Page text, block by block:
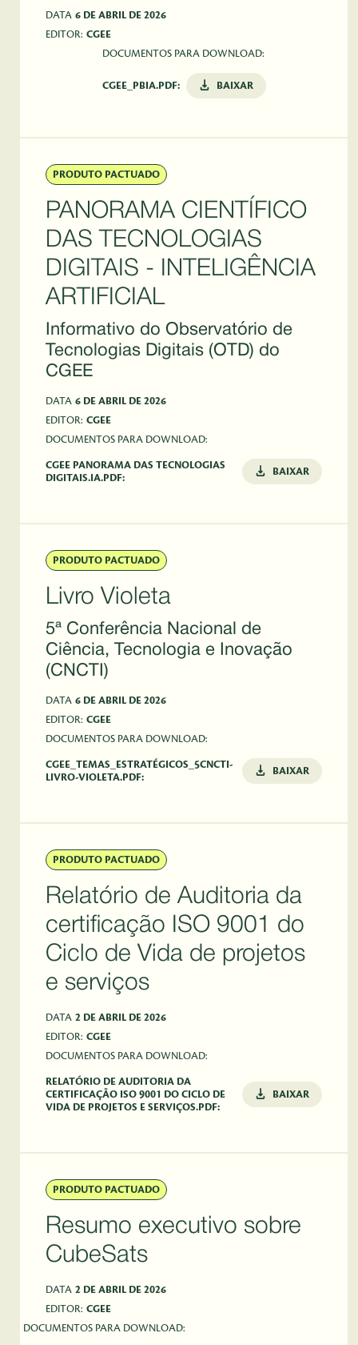
DATA 6 DE ABRIL DE 2026
EDITOR: CGEE
DOCUMENTOS PARA DOWNLOAD:
CGEE_PBIA.PDF: BAIXAR
PRODUTO PACTUADO
PANORAMA CIENTÍFICO
DAS TECNOLOGIAS
DIGITAIS - INTELIGÊNCIA
ARTIFICIAL
Informativo do Observatório de
Tecnologias Digitais (OTD) do
CGEE
DATA 6 DE ABRIL DE 2026
EDITOR: CGEE
DOCUMENTOS PARA DOWNLOAD:
CGEE PANORAMA DAS TECNOLOGIAS
DIGITAIS.IA.PDF:
BAIXAR
PRODUTO PACTUADO
Livro Violeta
5ª Conferência Nacional de
Ciência, Tecnologia e Inovação
(CNCTI)
DATA 6 DE ABRIL DE 2026
EDITOR: CGEE
DOCUMENTOS PARA DOWNLOAD:
CGEE_TEMAS_ESTRATÉGICOS_5CNCTI-
LIVRO-VIOLETA.PDF:
BAIXAR
PRODUTO PACTUADO
Relatório de Auditoria da
certificação ISO 9001 do
Ciclo de Vida de projetos
e serviços
DATA 2 DE ABRIL DE 2026
EDITOR: CGEE
DOCUMENTOS PARA DOWNLOAD:
RELATÓRIO DE AUDITORIA DA
CERTIFICAÇÃO ISO 9001 DO CICLO DE
VIDA DE PROJETOS E SERVIÇOS.PDF:
BAIXAR
PRODUTO PACTUADO
Resumo executivo sobre
CubeSats
DATA 2 DE ABRIL DE 2026
EDITOR: CGEE
DOCUMENTOS PARA DOWNLOAD: